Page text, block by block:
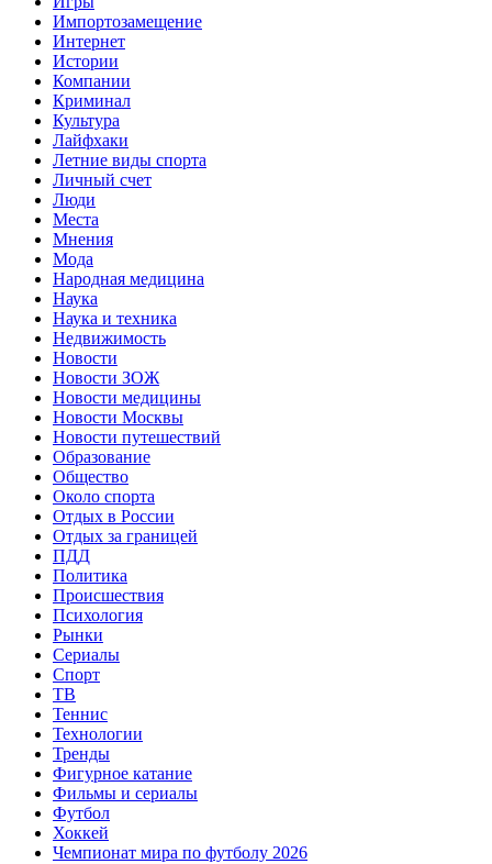
Импортозамещение
Интернет
Истории
Компании
Криминал
Культура
Лайфхаки
Летние виды спорта
Личный счет
Люди
Места
Мнения
Мода
Народная медицина
Наука
Наука и техника
Недвижимость
Новости
Новости ЗОЖ
Новости медицины
Новости Москвы
Новости путешествий
Образование
Общество
Около спорта
Отдых в России
Отдых за границей
ПДД
Политика
Происшествия
Психология
Рынки
Сериалы
Спорт
ТВ
Теннис
Технологии
Тренды
Фигурное катание
Фильмы и сериалы
Футбол
Хоккей
Чемпионат мира по футболу 2026